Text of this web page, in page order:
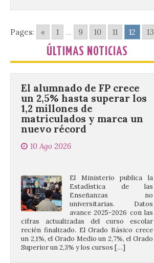
Pages: « 1 ... 9 10 11 12 13
ÚLTIMAS NOTICIAS
supresión de este peaje por la ilegalidad
El alumnado de FP crece
un 2,5% hasta superar los
matriculados y marca un
nuevo récord
10 Ago 2026
El Ministerio publica la
universitarias. Datos
avance 2025-2026 con las
cifras actualizadas del curso escolar
recién finalizado. El Grado Básico crece
un 2,1%, el Grado Medio un 2,7%, el Grado
Superior un 2,3% y los cursos […]